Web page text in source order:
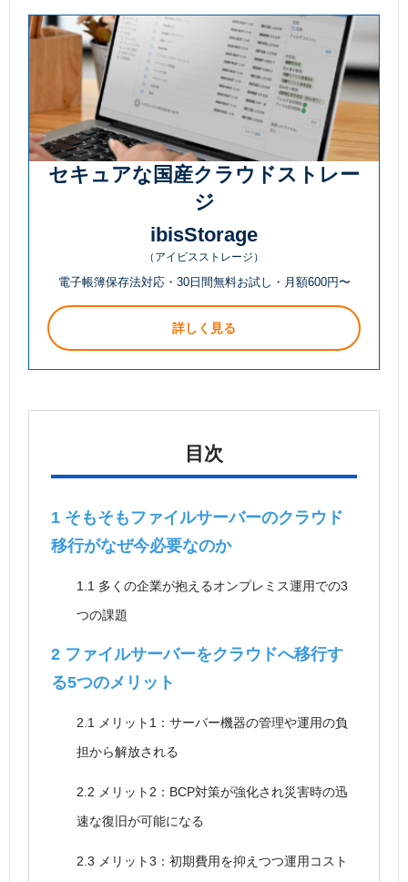
セキュアな国産クラウドストレー
ジ
ibisStorage
（アイビスストレージ）
電子帳簿保存法対応・30日間無料お試し・月額600円〜
詳しく見る
目次
1 そもそもファイルサーバーのクラウド
移行がなぜ今必要なのか
1.1 多くの企業が抱えるオンプレミス運用での3
つの課題
2 ファイルサーバーをクラウドへ移行す
る5つのメリット
2.1 メリット1：サーバー機器の管理や運用の負
担から解放される
2.2 メリット2：BCP対策が強化され災害時の迅
速な復旧が可能になる
2.3 メリット3：初期費用を抑えつつ運用コスト